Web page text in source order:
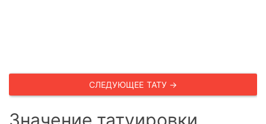
СЛЕДУЮЩЕЕ ТАТУ →
Значение татуировки